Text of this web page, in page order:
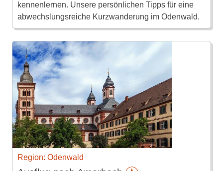
kennenlernen. Unsere persönlichen Tipps für eine
abwechslungsreiche Kurzwanderung im Odenwald.
Region: Odenwald